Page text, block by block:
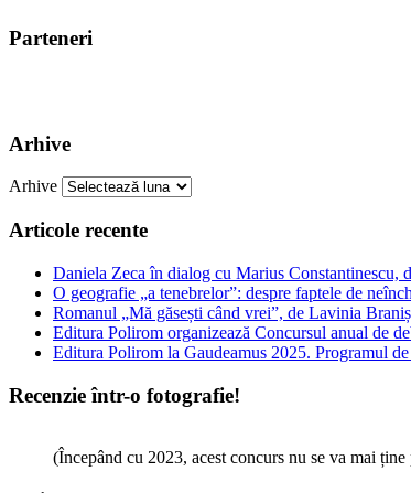
Parteneri
Arhive
Arhive
Articole recente
Daniela Zeca în dialog cu Marius Constantinescu,
O geografie „a tenebrelor”: despre faptele de
Romanul „Mă găsești când vrei”, de Lavinia
Editura Polirom organizează Concursul anual de
Editura Polirom la Gaudeamus 2025. Programul
Recenzie într-o fotografie!
(Începând cu 2023, acest concurs nu se va mai